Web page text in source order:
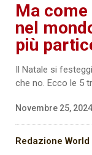
Ma
nel
più
Il Natale si
che no. Ecco le 5
Novembre 25, 2024
Redazione